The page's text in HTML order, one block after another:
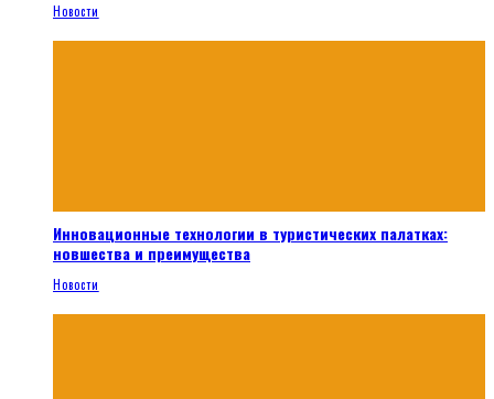
Новости
Инновационные технологии в туристических палатках:
новшества и преимущества
Новости